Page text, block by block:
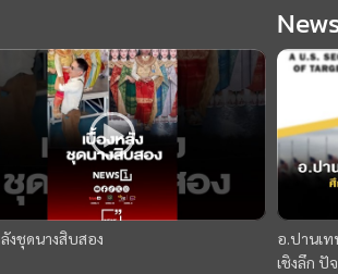
งชุดนางสิบสอง
อ.ปานเท
เชิงลึก ปั